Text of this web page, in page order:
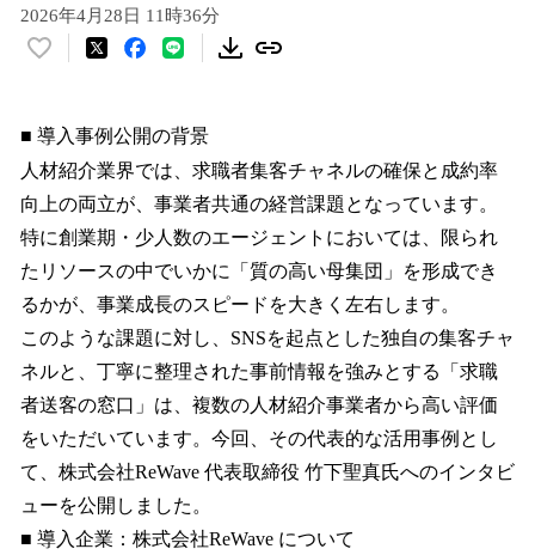
2026年4月28日 11時36分
い
！
数
を
読
み
込
み
中
で
す
■ 導入事例公開の背景
人材紹介業界では、求職者集客チャネルの確保と成約率
向上の両立が、事業者共通の経営課題となっています。
特に創業期・少人数のエージェントにおいては、限られ
たリソースの中でいかに「質の高い母集団」を形成でき
るかが、事業成長のスピードを大きく左右します。
このような課題に対し、SNSを起点とした独自の集客チャ
ネルと、丁寧に整理された事前情報を強みとする「求職
者送客の窓口」は、複数の人材紹介事業者から高い評価
をいただいています。今回、その代表的な活用事例とし
て、株式会社ReWave 代表取締役 竹下聖真氏へのインタビ
ューを公開しました。
■ 導入企業：株式会社ReWave について